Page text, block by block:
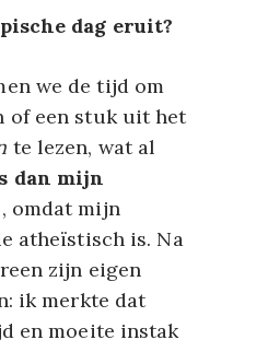
dag eruit?
we de tijd om
of een stuk uit het
te lezen, wat al
dan mijn
, omdat mijn
atheïstisch is. Na
zijn eigen
ik merkte dat
en moeite instak